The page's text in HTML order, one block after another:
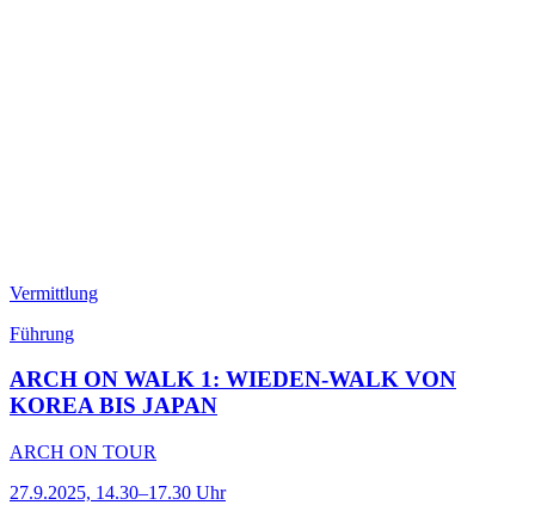
Vermittlung
Führung
ARCH ON WALK 1: WIEDEN-WALK VON
KOREA BIS JAPAN
ARCH ON TOUR
27.9.2025, 14.30–17.30 Uhr